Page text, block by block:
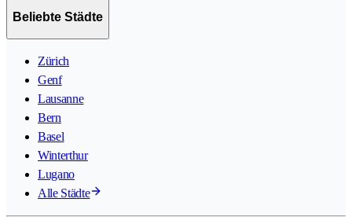
Beliebte Städte
Zürich
Genf
Lausanne
Bern
Basel
Winterthur
Lugano
Alle Städte